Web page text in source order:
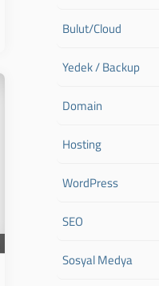
Bulut/Cloud
Yedek / Backup
Domain
Hosting
WordPress
SEO
Sosyal Medya